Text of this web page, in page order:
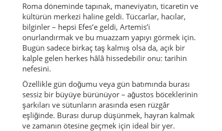
Roma döneminde tapınak, maneviyatın, ticaretin ve
kültürün merkezi haline geldi. Tüccarlar, hacılar,
bilginler – hepsi Efes’e geldi, Artemis’i
onurlandırmak ve bu muazzam yapıyı görmek için.
Bugün sadece birkaç taş kalmış olsa da, açık bir
kalple gelen herkes hâlâ hissedebilir onu: tarihin
nefesini.
Özellikle gün doğumu veya gün batımında burası
sessiz bir büyüye bürünüyor – ağustos böceklerinin
şarkıları ve sütunların arasında esen rüzgâr
eşliğinde. Burası durup düşünmek, hayran kalmak
ve zamanın ötesine geçmek için ideal bir yer.